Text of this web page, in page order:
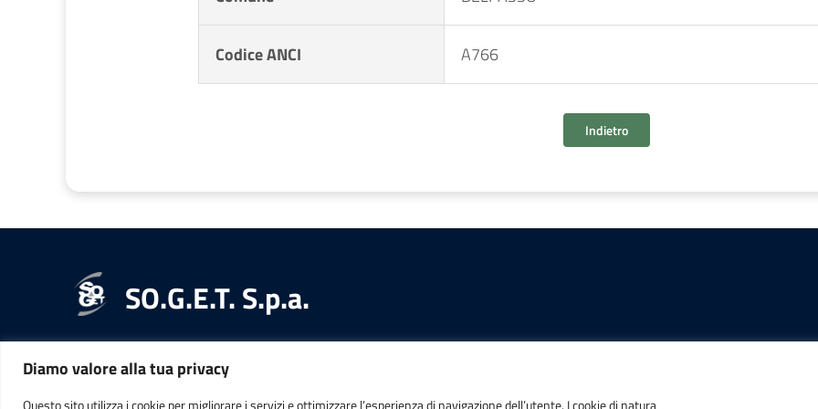
Diamo valore alla tua privacy
Questo sito utilizza i cookie per migliorare i servizi e ottimizzare l’esperienza di navigazione dell’utente. I cookie di natura
Codice ANCI A766
Indietro
SO.G.E.T. S.p.a.
RECAPITI INFORMAZIONI POSTA ELETTRONICA